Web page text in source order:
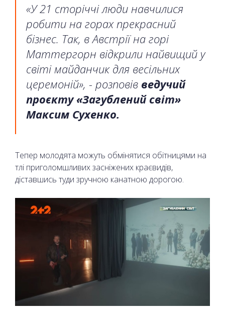
«У 21 сторіччі люди навчилися
робити на горах прекрасний
бізнес. Так, в Австрії на горі
Маттергорн відкрили найвищий у
світі майданчик для весільних
церемоній», - розповів ведучий
проєкту «Загублений світ»
Максим Сухенко.
Тепер молодята можуть обмінятися обітницями на
тлі приголомшливих засніжених краєвидів,
діставшись туди зручною канатною дорогою.